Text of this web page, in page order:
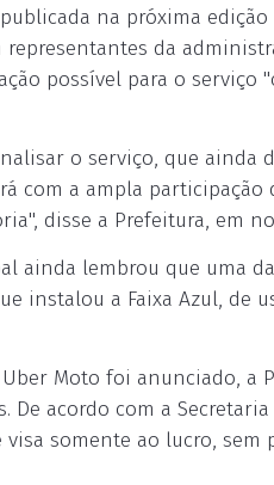
na próxima
da
possível para o serviço
o serviço, que ainda
com a ampla participação
disse a Prefeitura, em
ainda lembrou que uma
instalou a Faixa Azul, de
Moto foi anunciado,
De acordo com a
somente ao lucro,